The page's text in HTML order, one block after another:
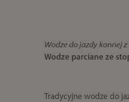
Wodze do jazdy konnej
Wodze parciane ze
Tradycyjne wodze do